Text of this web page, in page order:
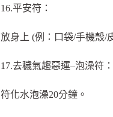
16.平安符：
放身上 (例：口袋/手機殼/
17.去穢氣趨惡運–泡澡符：
符化水泡澡20分鐘。